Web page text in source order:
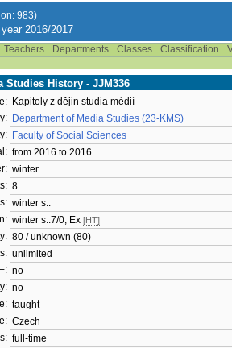
983)
2016/2017
Teachers Departments Classes Classification
Studies History - JJM336
Kapitoly z dějin studia médií
Department of Media Studies (23-KMS)
Faculty of Social Sciences
from 2016 to 2016
winter
8
winter s.:
winter s.:7/0, Ex [HT]
80 / unknown (80)
unlimited
no
no
taught
Czech
full-time